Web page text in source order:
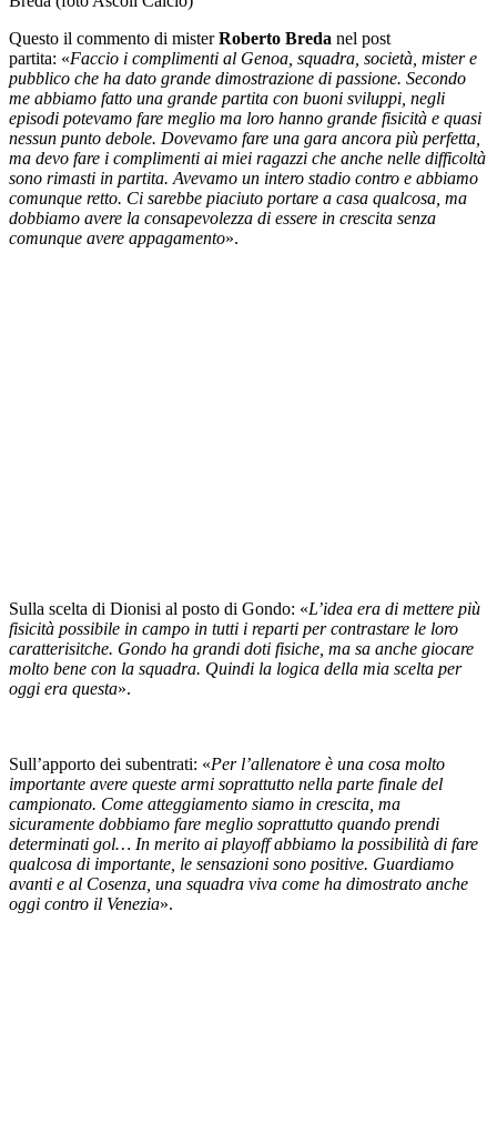
Questo il commento di misterRoberto Breda nel post
partita: «Faccio i complimenti al Genoa, squadra, società, mister e
pubblico che ha dato grande dimostrazione di passione. Secondo
me abbiamo fatto una grande partita con buoni sviluppi, negli
episodi potevamo fare meglio ma loro hanno grande fisicità e quasi
nessun punto debole. Dovevamo fare una gara ancora più perfetta,
ma devo fare i complimenti ai miei ragazzi che anche nelle difficoltà
sono rimasti in partita. Avevamo un intero stadio contro e abbiamo
comunque retto. Ci sarebbe piaciuto portare a casa qualcosa, ma
dobbiamo avere la consapevolezza di essere in crescita senza
comunque avere appagamento».
Sulla scelta di Dionisi al posto di Gondo: «L’idea era di mettere più
fisicità possibile in campo in tutti i reparti per contrastare le loro
caratterisitche. Gondo ha grandi doti fisiche, ma sa anche giocare
molto bene con la squadra. Quindi la logica della mia scelta per
oggi era questa».
Sull’apporto dei subentrati: «Per l’allenatore è una cosa molto
importante avere queste armi soprattutto nella parte finale del
campionato. Come atteggiamento siamo in crescita, ma
sicuramente dobbiamo fare meglio soprattutto quando prendi
determinati gol… In merito ai playoff abbiamo la possibilità di fare
qualcosa di importante, le sensazioni sono positive. Guardiamo
avanti e al Cosenza, una squadra viva come ha dimostrato anche
oggi contro il Venezia».